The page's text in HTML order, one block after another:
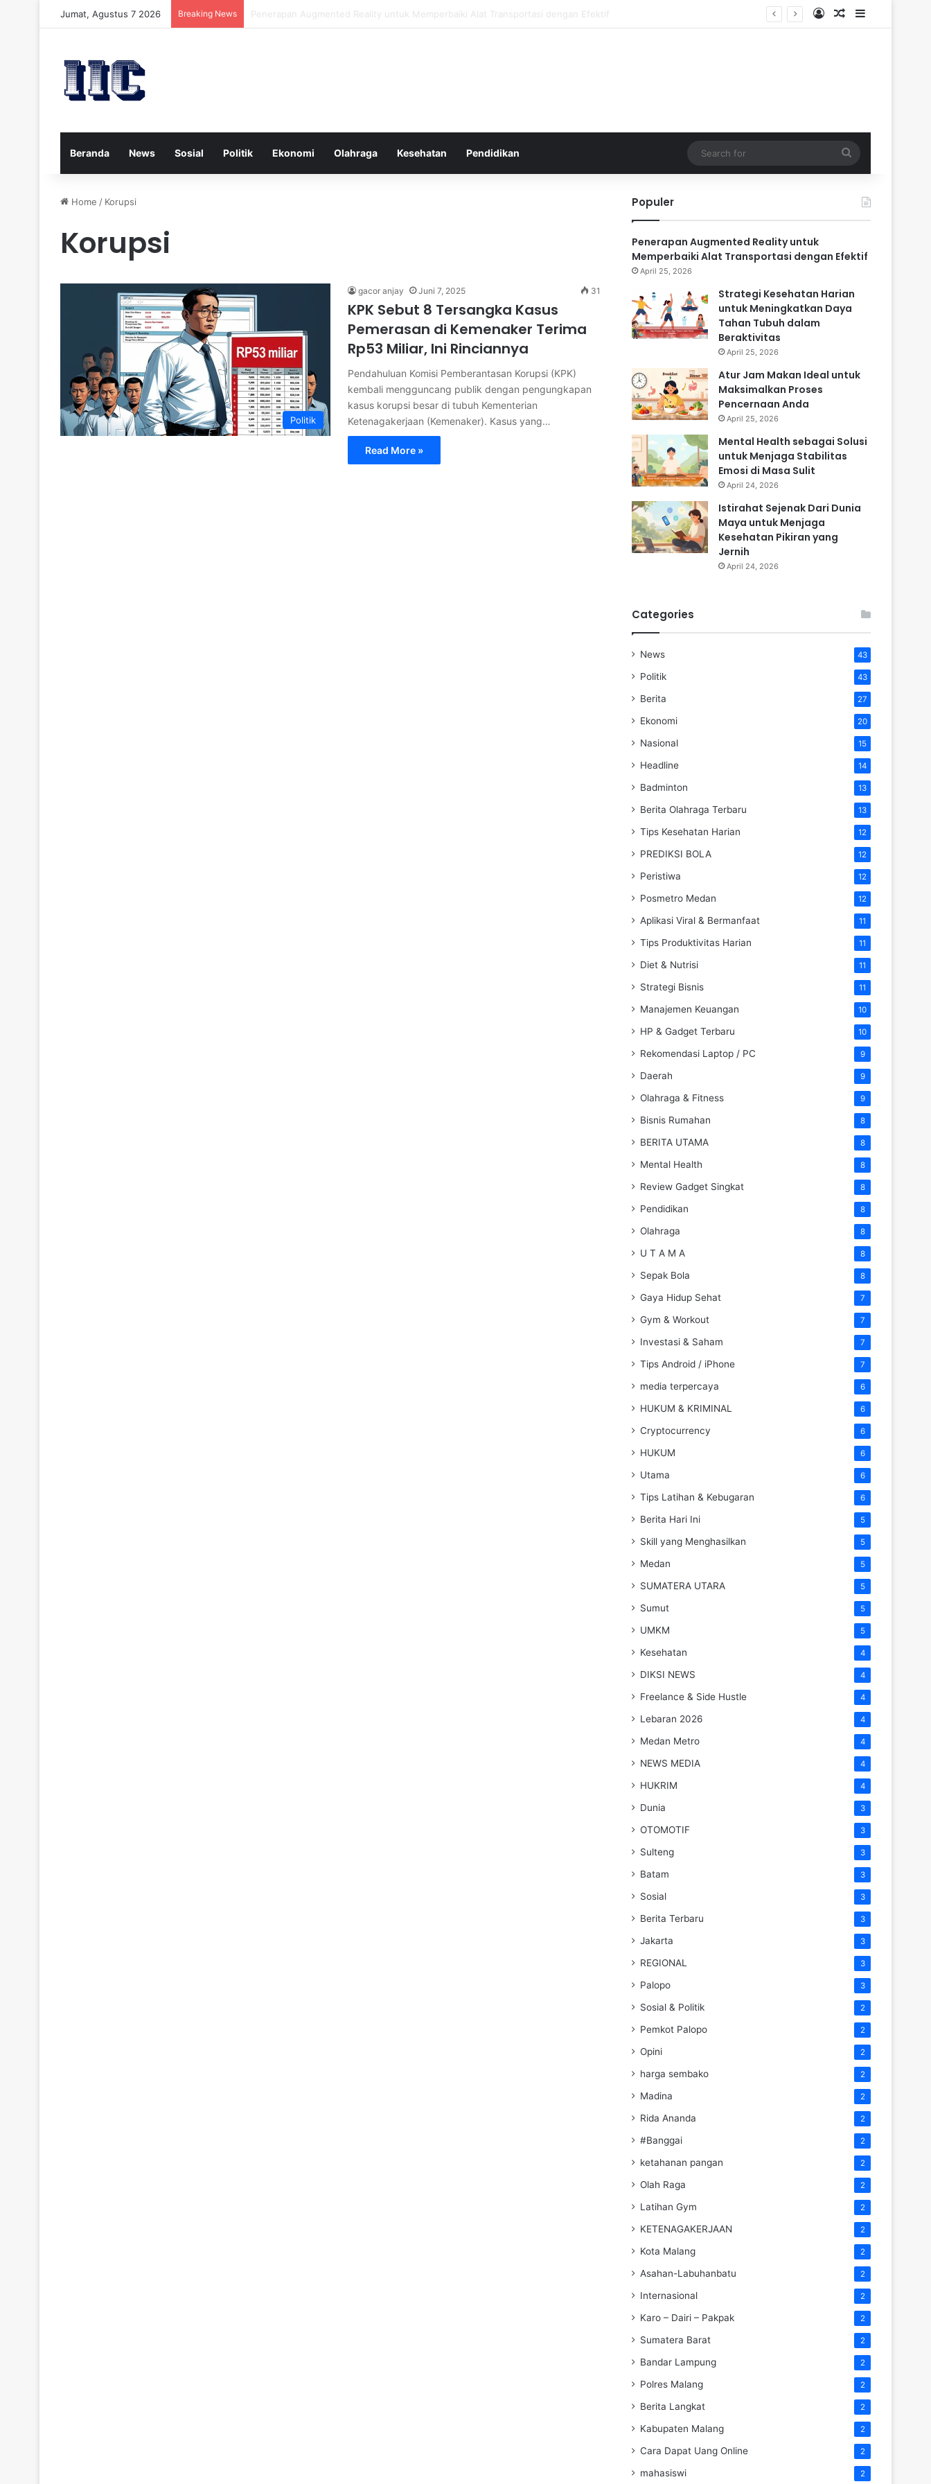
Jumat, Agustus 7 2026 Breaking News Strategi Kesehatan Harian untuk Meningkatkan Daya Tahan Tubuh dalam Beraktivitas Log InRandom Article
Sidebar
Beranda News Sosial Politik Ekonomi Olahraga Kesehatan Pendidikan
for
Home / Korupsi
Korupsi
Politik
gacor anjay Juni 7, 2025 31
KPK Sebut 8 Tersangka Kasus
Pemerasan di Kemenaker Terima
Rp53 Miliar, Ini Rinciannya
Pendahuluan Komisi Pemberantasan Korupsi (KPK)
kembali mengguncang publik dengan pengungkapan
kasus korupsi besar di tubuh Kementerian
Ketenagakerjaan (Kemenaker). Kasus yang…
Read More »
Populer
Penerapan Augmented Reality untuk
Memperbaiki Alat Transportasi dengan Efektif
April 25, 2026
Strategi Kesehatan Harian
untuk Meningkatkan Daya
Tahan Tubuh dalam
Beraktivitas
April 25, 2026
Atur Jam Makan Ideal untuk
Maksimalkan Proses
Pencernaan Anda
April 25, 2026
Mental Health sebagai Solusi
untuk Menjaga Stabilitas
Emosi di Masa Sulit
April 24, 2026
Istirahat Sejenak Dari Dunia
Maya untuk Menjaga
Kesehatan Pikiran yang
Jernih
April 24, 2026
Categories
News 43
Politik 43
Berita 27
Ekonomi 20
Nasional 15
Headline 14
Badminton 13
Berita Olahraga Terbaru 13
Tips Kesehatan Harian 12
PREDIKSI BOLA 12
Peristiwa 12
Posmetro Medan 12
Aplikasi Viral & Bermanfaat 11
Tips Produktivitas Harian 11
Diet & Nutrisi 11
Strategi Bisnis 11
Manajemen Keuangan 10
HP & Gadget Terbaru 10
Rekomendasi Laptop / PC 9
Daerah 9
Olahraga & Fitness 9
Bisnis Rumahan 8
BERITA UTAMA 8
Mental Health 8
Review Gadget Singkat 8
Pendidikan 8
Olahraga 8
U T A M A 8
Sepak Bola 8
Gaya Hidup Sehat 7
Gym & Workout 7
Investasi & Saham 7
Tips Android / iPhone 7
media terpercaya 6
HUKUM & KRIMINAL 6
Cryptocurrency 6
HUKUM 6
Utama 6
Tips Latihan & Kebugaran 6
Berita Hari Ini 5
Skill yang Menghasilkan 5
Medan 5
SUMATERA UTARA 5
Sumut 5
UMKM 5
Kesehatan 4
DIKSI NEWS 4
Freelance & Side Hustle 4
Lebaran 2026 4
Medan Metro 4
NEWS MEDIA 4
HUKRIM 4
Dunia 3
OTOMOTIF 3
Sulteng 3
Batam 3
Sosial 3
Berita Terbaru 3
Jakarta 3
REGIONAL 3
Palopo 3
Sosial & Politik 2
Pemkot Palopo 2
Opini 2
harga sembako 2
Madina 2
Rida Ananda 2
#Banggai 2
ketahanan pangan 2
Olah Raga 2
Latihan Gym 2
KETENAGAKERJAAN 2
Kota Malang 2
Asahan-Labuhanbatu 2
Internasional 2
Karo – Dairi – Pakpak 2
Sumatera Barat 2
Bandar Lampung 2
Polres Malang 2
Berita Langkat 2
Kabupaten Malang 2
Cara Dapat Uang Online 2
mahasiswi 2